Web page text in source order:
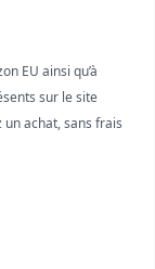
EU ainsi qu’à
sur le site
achat, sans frais